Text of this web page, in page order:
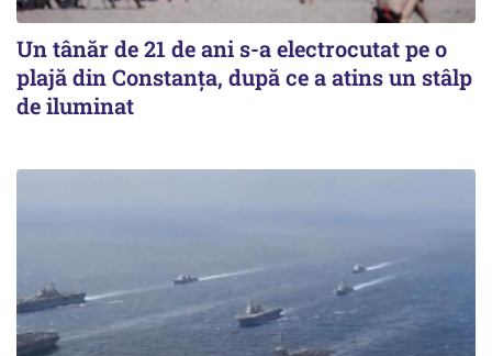
Un tânăr de 21 de ani s-a electrocutat pe o
plajă din Constanța, după ce a atins un stâlp
de iluminat